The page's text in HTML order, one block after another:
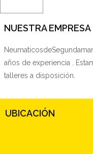
NUESTRA EMPRESA
años de experiencia .
talleres a disposición.
UBICACIÓN